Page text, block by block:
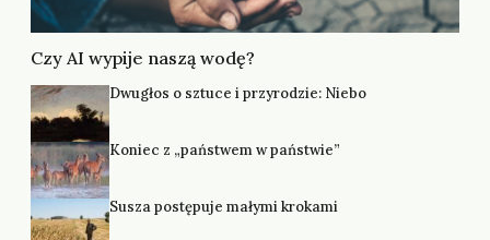
Czy AI wypije naszą wodę?
Dwugłos o sztuce i przyrodzie: Niebo
Koniec z „państwem w państwie”
Susza postępuje małymi krokami